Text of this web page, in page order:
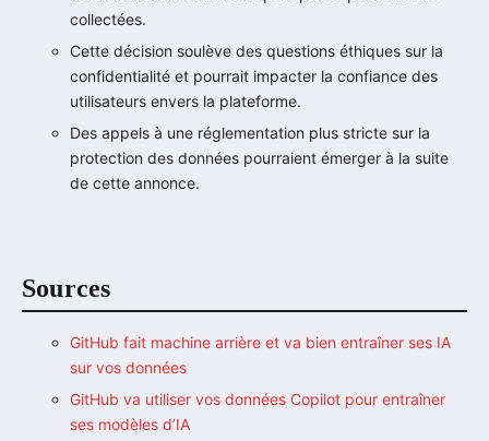
collectées.
Cette décision soulève des questions éthiques sur la
confidentialité et pourrait impacter la confiance des
utilisateurs envers la plateforme.
Des appels à une réglementation plus stricte sur la
protection des données pourraient émerger à la suite
de cette annonce.
Sources
GitHub fait machine arrière et va bien entraîner ses IA
sur vos données
GitHub va utiliser vos données Copilot pour entraîner
ses modèles d’IA